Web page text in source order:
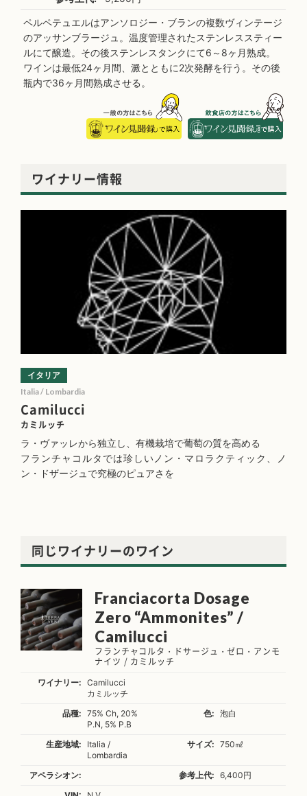
ペルペテュエルはアンソロジー・ブランの複数ヴィンテージ
のアッサンブラージュ。温度管理されたステンレススティー
ルにて醸造。その後ステンレスタンクにて6～8ヶ月熟成。
ワインは最低24ヶ月間、澱とともに2次発酵を行う。その後
瓶内で36ヶ月間熟成させる。
ワイナリー情報
Camilucci
カミルッチ
イタリア
Italia / Lombardia
ラ・ヴァッレから独立し、有機栽培で葡萄の質を高める
フランチャコルタでは珍しいノン・マロラクティック、ノ
ン・ドザージュで究極のピュアさを
同じワイナリーのワイン
Franciacorta Dosage
Zero “Ammonites” /
Camilucci
フランチャコルタ・ドサージュ・ゼロ・アンモ
ナイツ / カミルッチ
ワイナリー:
Camilucci
カミルッチ
品種:
75% Ch, 20%
P.N, 5% P.B
色: 泡白
生産地域:
Italia /
Lombardia
サイズ: 750㎖
アペラシオン: 参考上代:
6,400円